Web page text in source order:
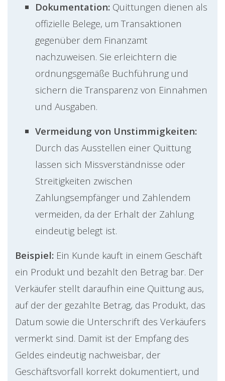
Dokumentation: Quittungen dienen als
offizielle Belege, um Transaktionen
gegenüber dem Finanzamt
nachzuweisen. Sie erleichtern die
ordnungsgemäße Buchführung und
sichern die Transparenz von Einnahmen
und Ausgaben.
Vermeidung von Unstimmigkeiten:
Durch das Ausstellen einer Quittung
lassen sich Missverständnisse oder
Streitigkeiten zwischen
Zahlungsempfänger und Zahlendem
vermeiden, da der Erhalt der Zahlung
eindeutig belegt ist.
Beispiel: Ein Kunde kauft in einem Geschäft
ein Produkt und bezahlt den Betrag bar. Der
Verkäufer stellt daraufhin eine Quittung aus,
auf der der gezahlte Betrag, das Produkt, das
Datum sowie die Unterschrift des Verkäufers
vermerkt sind. Damit ist der Empfang des
Geldes eindeutig nachweisbar, der
Geschäftsvorfall korrekt dokumentiert, und